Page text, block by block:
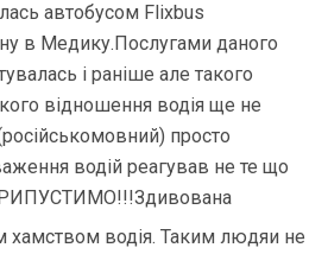
автобусом Flixbus
в Медику.Послугами даного
і раніше але такого
відношення водія ще не
просто
водій реагував не те що
хамством водія. Таким людяи не